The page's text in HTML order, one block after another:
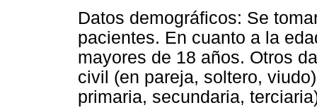
Datos demográficos: Se
pacientes. En cuanto a la
mayores de 18 años. Otros
civil (en pareja, soltero,
primaria, secundaria,